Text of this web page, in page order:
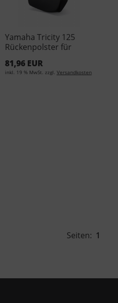
Yamaha Tricity 125
Rückenpolster für
1SD-F843F-30-00
81,96 EUR
inkl. 19 % MwSt. zzgl. Versandkosten
Seiten: 1